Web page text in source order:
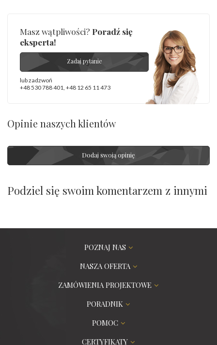
Masz wątpliwości? Poradź się
eksperta!
Zadaj pytanie
lub zadzwoń
+48 530 788 401, +48 12 65 11 473
Opinie naszych klientów
Dodaj swoją opinię
Podziel się swoim komentarzem z innymi
POZNAJ NAS
NASZA OFERTA
ZAMÓWIENIA PROJEKTOWE
PORADNIK
POMOC
CERTYFIKATY